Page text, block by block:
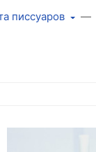
писсуаров